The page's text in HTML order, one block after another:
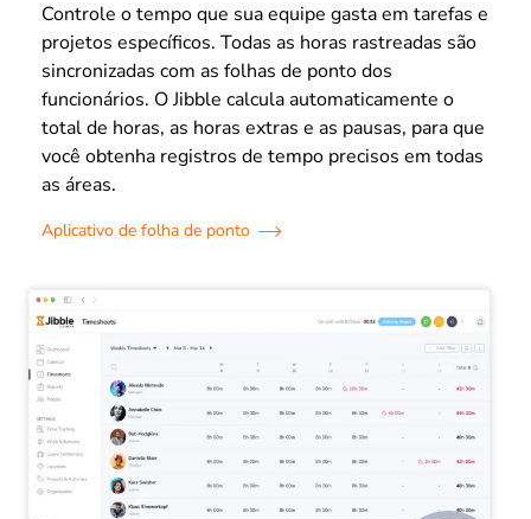
Controle o tempo que sua equipe gasta em tarefas e
projetos específicos. Todas as horas rastreadas são
sincronizadas com as folhas de ponto dos
funcionários. O Jibble calcula automaticamente o
total de horas, as horas extras e as pausas, para que
você obtenha registros de tempo precisos em todas
as áreas.
Aplicativo de folha de ponto